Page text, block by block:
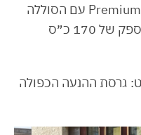
קג״מ של מומנט מיידי. גרסת ה-Premium עם הסוללה
הקטנה יותר תשווק עם מנוע בהספק של 170 כ״ס
גרסת ההנעה הכפולה